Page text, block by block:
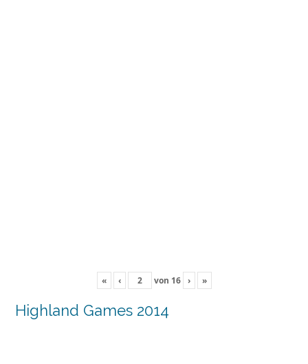
« ‹ von 16 › »
Highland Games 2014